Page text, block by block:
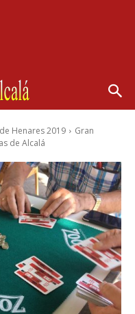
Henares 2019
Gran
de Alcalá